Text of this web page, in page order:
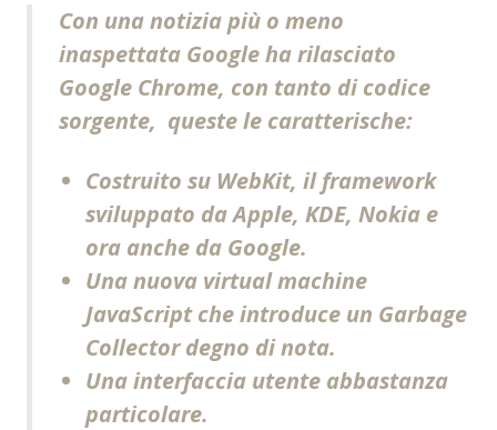
Con una notizia più o meno
inaspettata Googleha rilasciato
Google Chrome, con tanto di codice
sorgente, queste le caratterische:
Costruito su WebKit, il framework
sviluppato da Apple, KDE, Nokia e
ora anche da Google.
Una nuova virtual machine
JavaScript che introduce un Garbage
Collector degno di nota.
Una interfaccia utente abbastanza
particolare.